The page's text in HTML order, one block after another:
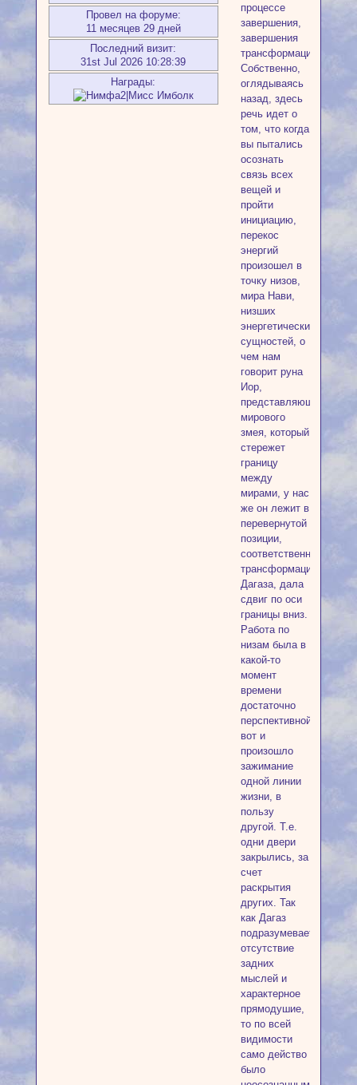
Провел на форуме:
11 месяцев 29 дней
Последний визит:
31st Jul 2026 10:28:39
Награды:
процессе
завершения,
завершения
трансформации.
Собственно,
оглядываясь
назад, здесь
речь идет о
том, что когда
вы пытались
осознать
связь всех
вещей и
пройти
инициацию,
перекос
энергий
произошел в
точку низов,
мира Нави,
низших
энергетических
сущностей, о
чем нам
говорит руна
Иор,
представляющая
мирового
змея, который
стережет
границу
между
мирами, у нас
же он лежит в
перевернутой
позиции,
соответственно,
трансформация
Дагаза, дала
сдвиг по оси
границы вниз.
Работа по
низам была в
какой-то
момент
времени
достаточно
перспективной,
вот и
произошло
зажимание
одной линии
жизни, в
пользу
другой. Т.е.
одни двери
закрылись, за
счет
раскрытия
других. Так
как Дагаз
подразумевает
отсутствие
задних
мыслей и
характерное
прямодушие,
то по всей
видимости
само действо
было